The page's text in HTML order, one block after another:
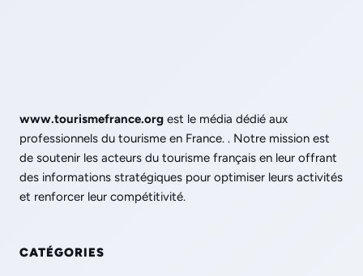
www.tourismefrance.org est le média dédié aux
professionnels du tourisme en France. . Notre mission est
de soutenir les acteurs du tourisme français en leur offrant
des informations stratégiques pour optimiser leurs activités
et renforcer leur compétitivité.
CATÉGORIES